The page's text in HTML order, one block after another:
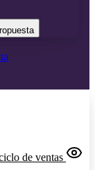
de ventas